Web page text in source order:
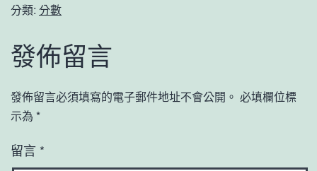
分類: 分數
發佈留言
發佈留言必須填寫的電子郵件地址不會公開。 必填欄位標
示為 *
留言 *